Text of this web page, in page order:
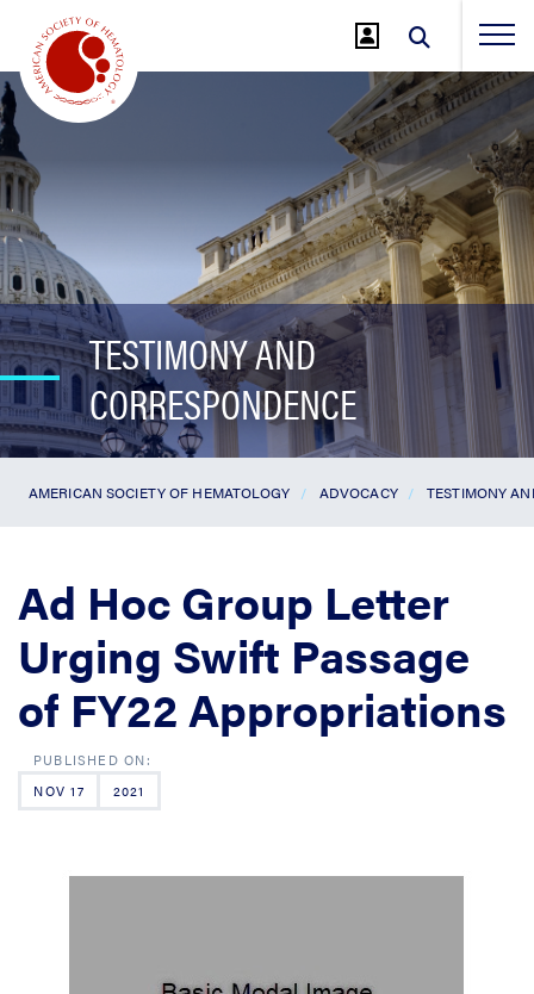
Main
Content
TESTIMONY AND
CORRESPONDENCE
AMERICAN SOCIETY OF HEMATOLOGY ADVOCACY TESTIMONY
Ad Hoc Group Letter
Urging Swift Passage
of FY22 Appropriations
NOV 17 2021